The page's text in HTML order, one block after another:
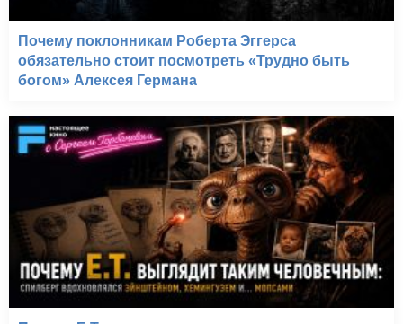
Почему поклонникам Роберта Эггерса
обязательно стоит посмотреть «Трудно быть
богом» Алексея Германа